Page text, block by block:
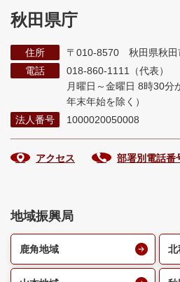
秋田県庁
住所
〒010-8570 秋田県秋田
電話
018-860-1111（代表）
月曜日～金曜日 8時30分
年末年始を除く）
法人番号
1000020050008
アクセス 部署別電話番
地域振興局
鹿角地域 北